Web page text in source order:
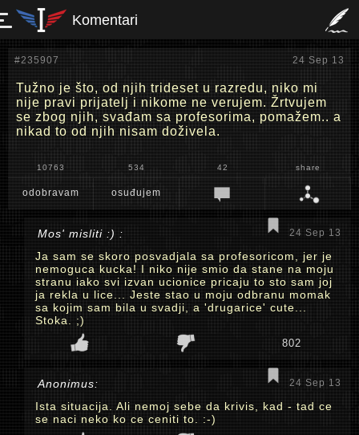
Komentari
#235907 24 Sep 13
Tužno je što, od njih trideset u razredu, niko mi
nije pravi prijatelj i nikome ne verujem. Žrtvujem
se zbog njih, svađam sa profesorima, pomažem.. a
nikad to od njih nisam doživela.
10763 534 42 share
odobravam osuđujem
Mos' misliti :) : 24 Sep 13
Ja sam se skoro posvadjala sa profesoricom, jer je
nemoguca kucka! I niko nije smio da stane na moju
stranu iako svi izvan ucionice pricaju to sto sam joj
ja rekla u lice... Jeste stao u moju odbranu momak
sa kojim sam bila u svadji, a 'drugarice' cute...
Stoka. ;)
802
Anonimus: 24 Sep 13
Ista situacija. Ali nemoj sebe da krivis, kad - tad ce
se naci neko ko ce ceniti to. :-)